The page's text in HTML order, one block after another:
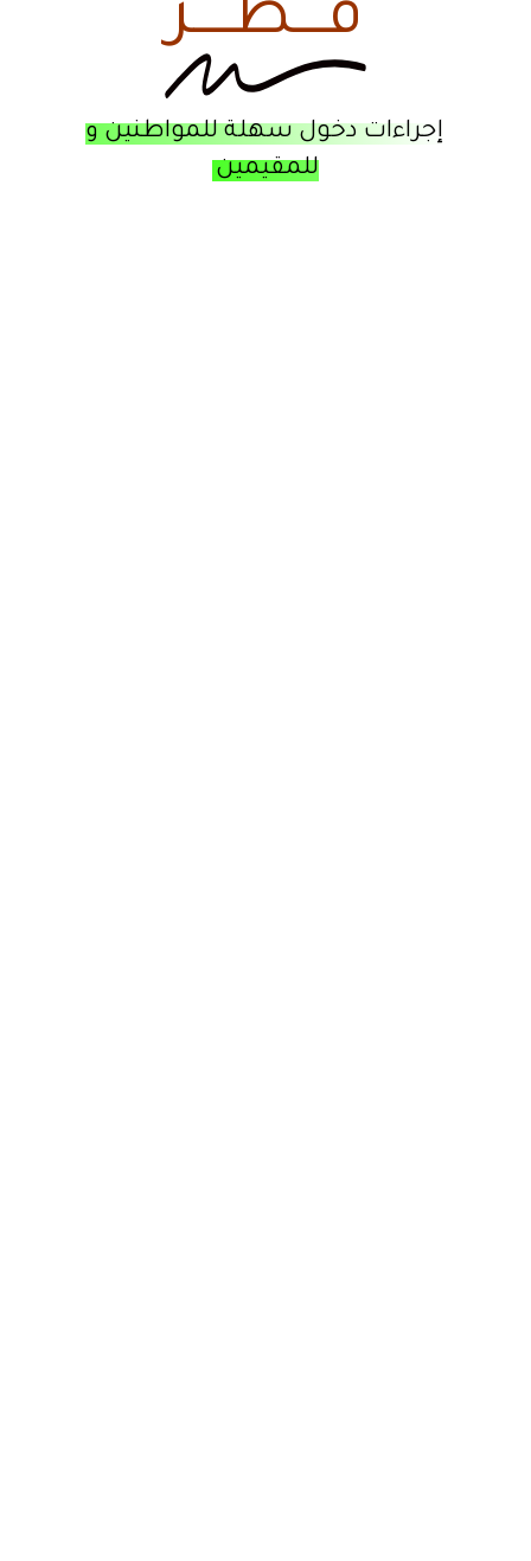
قـــطــــر
إجراءات دخول سهلة للمواطنين و
للمقيمين